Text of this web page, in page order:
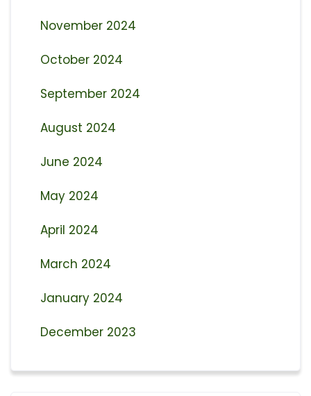
November 2024
October 2024
September 2024
August 2024
June 2024
May 2024
April 2024
March 2024
January 2024
December 2023